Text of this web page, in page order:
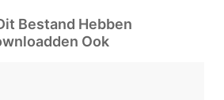
Bestand Hebben
Ook